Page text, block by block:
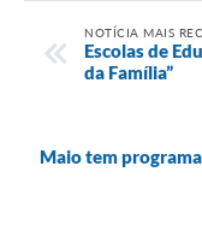
NOTÍCIA MAIS
Escolas de
da Família”
Maio tem